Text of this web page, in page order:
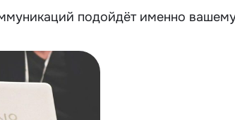
подойдёт именно